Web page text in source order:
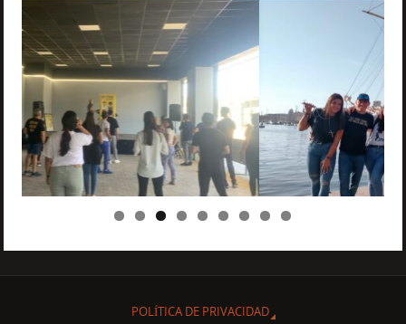
POLÍTICA DE PRIVACIDAD